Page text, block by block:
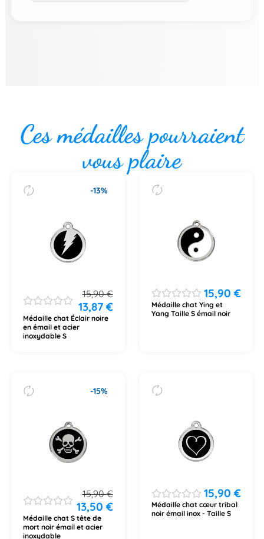
Ces médailles pourraient
vous plaire
-13%
15,90€
13,87 €
Médaille chat Éclair noire
en émail et acier
inoxydable S
15,90€
Médaille chat Ying et
Yang Taille S émail noir
-15%
15,90€
13,50 €
Médaille chat S tête de
mort noir émail et acier
inoxydable
15,90€
Médaille chat cœur tribal
noir émail inox - Taille S